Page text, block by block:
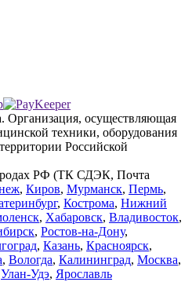
Организация, осуществляющая
техники, оборудования
Российской
РФ (ТК СДЭК, Почта
, Киров, Мурманск, Пермь,
, Кострома, Нижний
, Хабаровск, Владивосток,
, Ростов-на-Дону,
, Казань, Красноярск,
, Вологда, Калининград, Москва,
Улан-Удэ, Ярославль